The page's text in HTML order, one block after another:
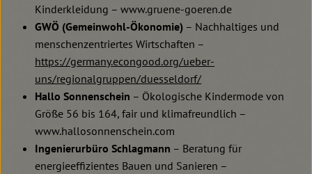
Kinderkleidung – www.gruene-goeren.de
GWÖ (Gemeinwohl-Ökonomie) – Nachhaltiges und
menschenzentriertes Wirtschaften –
https://germany.econgood.org/ueber-
uns/regionalgruppen/duesseldorf/
Hallo Sonnenschein – Ökologische Kindermode von
Größe 56 bis 164, fair und klimafreundlich –
www.hallosonnenschein.com
Ingenierurbüro Schlagmann – Beratung für
energieeffizientes Bauen und Sanieren –